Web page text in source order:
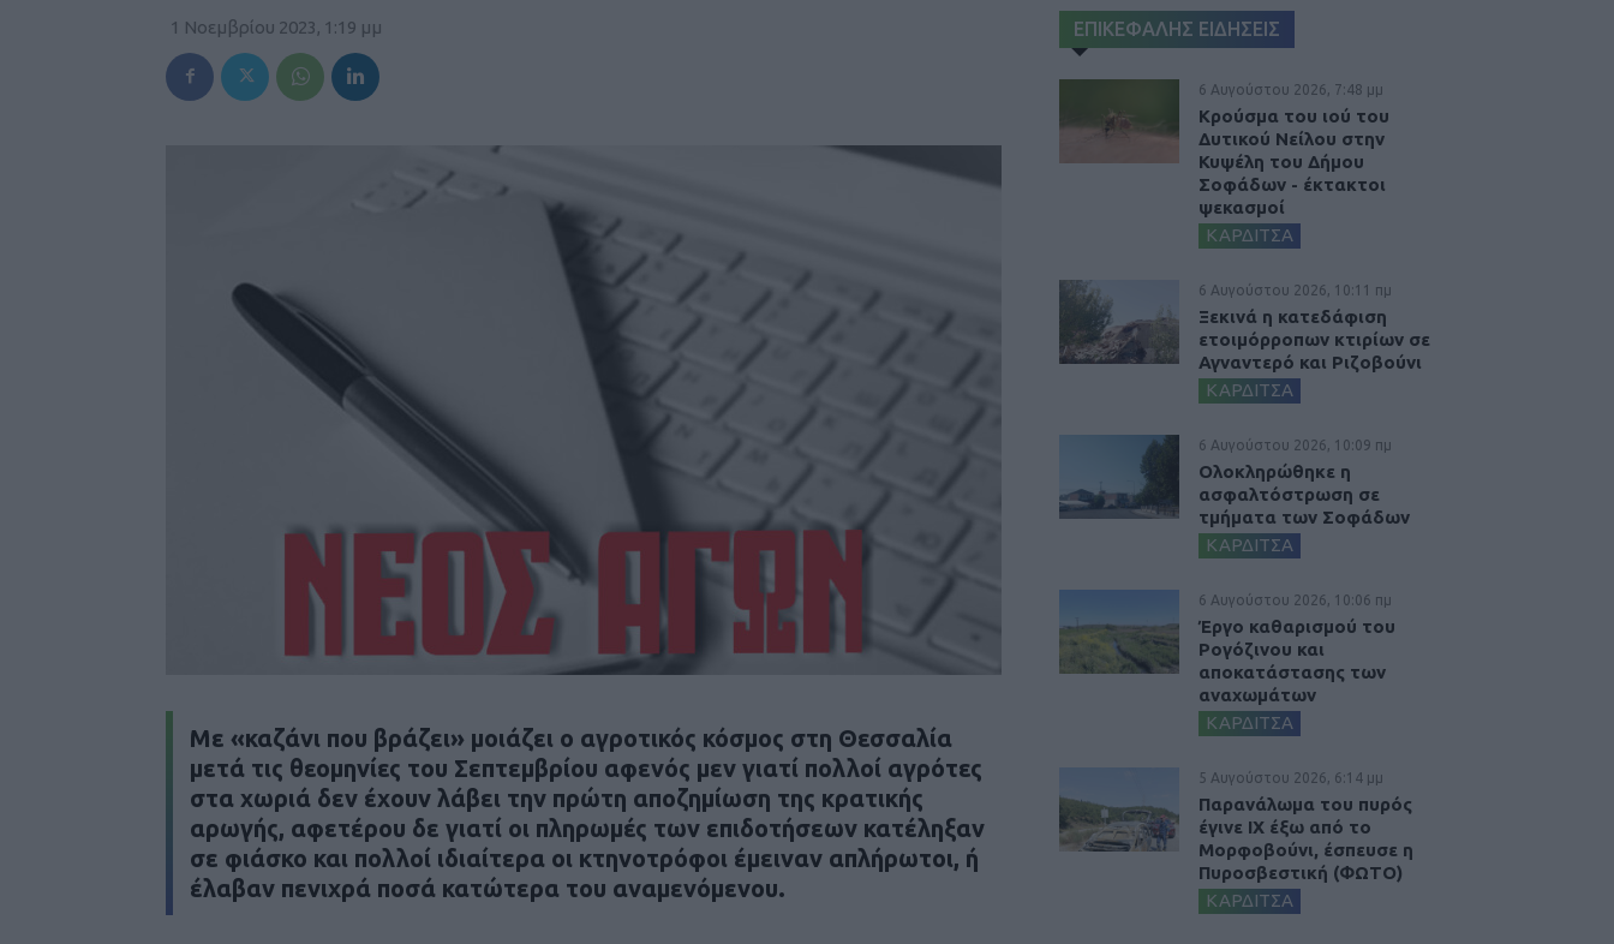
1 Νοεμβρίου 2023, 1:19 μμ
Με «καζάνι που βράζει» μοιάζει ο αγροτικός κόσμος στη Θεσσαλία
μετά τις θεομηνίες του Σεπτεμβρίου αφενός μεν γιατί πολλοί αγρότες
στα χωριά δεν έχουν λάβει την πρώτη αποζημίωση της κρατικής
αρωγής, αφετέρου δε γιατί οι πληρωμές των επιδοτήσεων κατέληξαν
σε φιάσκο και πολλοί ιδιαίτερα οι κτηνοτρόφοι έμειναν απλήρωτοι, ή
έλαβαν πενιχρά ποσά κατώτερα του αναμενόμενου.
ΕΠΙΚΕΦΑΛΗΣ ΕΙΔΗΣΕΙΣ
6 Αυγούστου 2026, 7:48 μμ
Κρούσμα του ιού του
Δυτικού Νείλου στην
Κυψέλη του Δήμου
Σοφάδων - έκτακτοι
ψεκασμοί
ΚΑΡΔΙΤΣΑ
6 Αυγούστου 2026, 10:11 πμ
Ξεκινά η κατεδάφιση
ετοιμόρροπων κτιρίων σε
Αγναντερό και Ριζοβούνι
ΚΑΡΔΙΤΣΑ
6 Αυγούστου 2026, 10:09 πμ
Ολοκληρώθηκε η
ασφαλτόστρωση σε
τμήματα των Σοφάδων
ΚΑΡΔΙΤΣΑ
6 Αυγούστου 2026, 10:06 πμ
Έργο καθαρισμού του
Ρογόζινου και
αποκατάστασης των
αναχωμάτων
ΚΑΡΔΙΤΣΑ
5 Αυγούστου 2026, 6:14 μμ
Παρανάλωμα του πυρός
έγινε ΙΧ έξω από το
Μορφοβούνι, έσπευσε η
Πυροσβεστική (ΦΩΤΟ)
ΚΑΡΔΙΤΣΑ